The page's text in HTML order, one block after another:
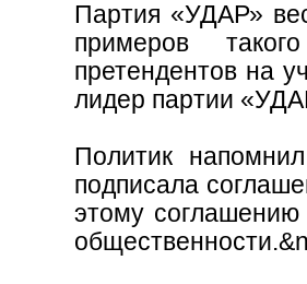
Партия «УДАР»
примеров
претендентов на
лидер партии
Политик
подписала
этому соглашению